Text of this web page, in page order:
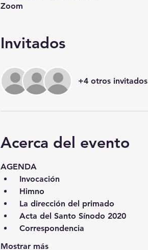
Zoom
Invitados
+4 otros invitados
Acerca del evento
AGENDA
Invocación
Himno
La dirección del primado
Acta del Santo Sínodo 2020
Correspondencia
Mostrar más